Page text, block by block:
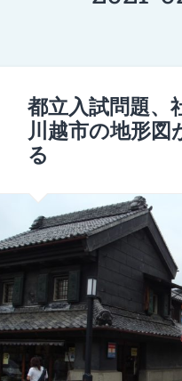
都立入試問題、
川越市の地形図
る